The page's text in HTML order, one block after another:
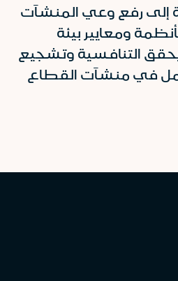
إلى رفع وعي المنشآت
ومعايير بيئة
يحقق التنافسية وتشجيع
في منشآت القطاع